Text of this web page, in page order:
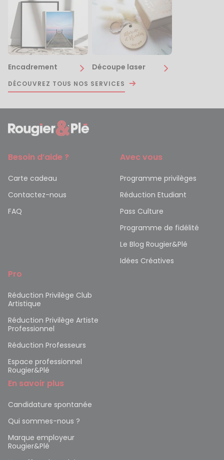
Encadrement Découpe laser
DÉCOUVREZ TOUS NOS SERVICES
Besoin d’aide ?
Carte cadeau
Contactez-nous
FAQ
Avec vous
Programme privilèges
Réduction Etudiant
Pass Culture
Programme de fidélité
Le Blog Rougier&Plé
Idées Créatives
Pro
Réduction Privilège Club
Artistique
Réduction Privilège Artiste
Professionnel
Réduction Professeurs
Espace professionnel
Rougier&Plé
En savoir plus
Candidature spontanée
Qui sommes-nous ?
Marque employeur
Rougier&Plé